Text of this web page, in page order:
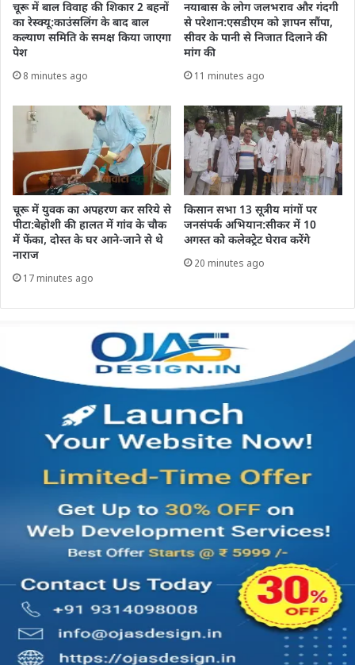
चूरू में बाल विवाह की शिकार 2 बहनों
का रेस्क्यू:काउंसलिंग के बाद बाल
कल्याण समिति के समक्ष किया जाएगा
पेश
8 minutes ago
नयाबास के लोग जलभराव और गंदगी
से परेशान:एसडीएम को ज्ञापन सौंपा,
सीवर के पानी से निजात दिलाने की
मांग की
11 minutes ago
चूरू में युवक का अपहरण कर सरिये से
पीटा:बेहोशी की हालत में गांव के चौक
में फेंका, दोस्त के घर आने-जाने से थे
नाराज
17 minutes ago
किसान सभा 13 सूत्रीय मांगों पर
जनसंपर्क अभियान:सीकर में 10
अगस्त को कलेक्ट्रेट घेराव करेंगे
20 minutes ago